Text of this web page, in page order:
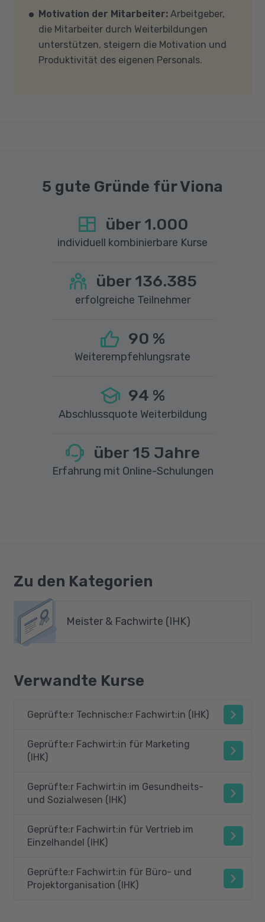
und -einstellungen (Anti-Viren-Programme,
Firewalls etc.) die Verbindung mit MS Teams
nicht blockieren. Bitte beachten Sie außerdem,
dass für eine reibungslose Übertragung eine
Motivation der Mitarbeiter: Arbeitgeber,
die Mitarbeiter durch Weiterbildungen
unterstützen, steigern die Motivation und
Produktivität des eigenen Personals.
5 gute Gründe für Viona
über 1.000
individuell kombinierbare Kurse
über 136.385
erfolgreiche Teilnehmer
90 %
Weiterempfehlungsrate
94 %
Abschlussquote Weiterbildung
über 15 Jahre
Erfahrung mit Online-Schulungen
Zu den Kategorien
Meister & Fachwirte (IHK)
Verwandte Kurse
Geprüfte:r Technische:r Fachwirt:in (IHK)
Geprüfte:r Fachwirt:in für Marketing
(IHK)
Geprüfte:r Fachwirt:in im Gesundheits-
und Sozialwesen (IHK)
Geprüfte:r Fachwirt:in für Vertrieb im
Einzelhandel (IHK)
Geprüfte:r Fachwirt:in für Büro- und
Projektorganisation (IHK)